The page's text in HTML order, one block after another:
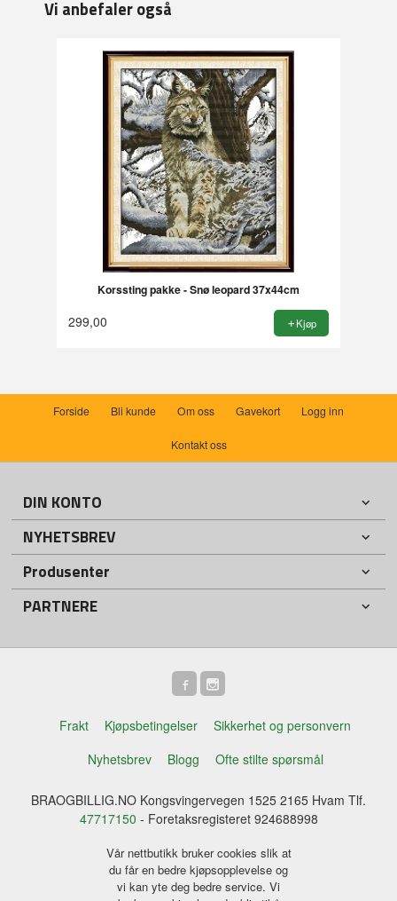
Vi anbefaler også
Korssting pakke - Snø leopard 37x44cm
299,00 Kjøp
Forside Bli kunde Om oss Gavekort Logg inn
Kontakt oss
DIN KONTO
NYHETSBREV
Produsenter
PARTNERE
Frakt Kjøpsbetingelser
Sikkerhet og personvern
Nyhetsbrev
Blogg Ofte stilte spørsmål
BRAOGBILLIG.NO Kongsvingervegen 1525 2165 Hvam Tlf.
47717150 - Foretaksregisteret 924688998
Vår nettbutikk bruker cookies slik at
du får en bedre kjøpsopplevelse og
vi kan yte deg bedre service. Vi